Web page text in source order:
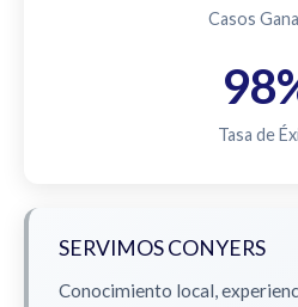
Casos
Tasa de
SERVIMOS CONYERS
Conocimiento local,